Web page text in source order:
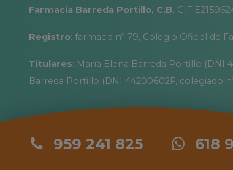
Farmacia Barreda Portillo, C.B. CIF
Registro: farmacia nº 79, Colegio Oficial de
Titulares: María Elena Barreda Portillo (DNI
Barreda Portillo (DNI 44200602F, colegiado
959 241 825 618